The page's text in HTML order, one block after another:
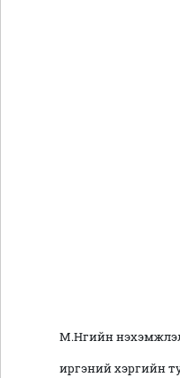
М.Нгийн н
иргэний хэргийн